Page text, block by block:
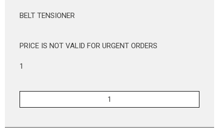
BELT TENSIONER
PRICE IS NOT VALID FOR URGENT ORDERS
1